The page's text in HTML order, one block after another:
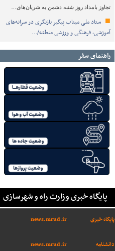
تجاوز بامداد روز شنبه دشمن به شریان‌های…
ستاد ملی میناب پیگیر بازنگری در سرانه‌های
آموزشی، فرهنگی و ورزشی منطقه/…
راهنمای سفر
پایگاه خبری وزارت راه و شهرسازی
پایگاه خبری news.mrud.ir
دانشنامه
news.mrud.ir